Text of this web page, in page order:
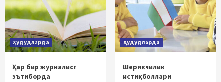
Ҳудудларда
Ҳар бир журналист
эътиборда
Ҳудудларда
Шерикчилик
истиқболлари